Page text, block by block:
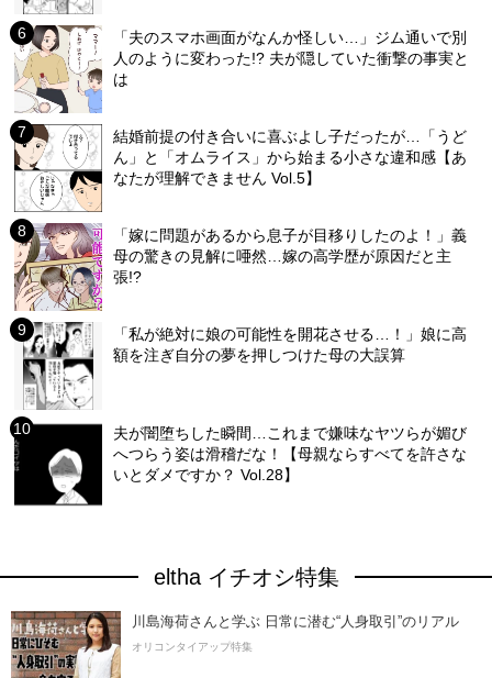
「夫のスマホ画面がなんか怪しい…」ジム通いで別
人のように変わった!? 夫が隠していた衝撃の事実と
は
結婚前提の付き合いに喜ぶよし子だったが…「うど
ん」と「オムライス」から始まる小さな違和感【あ
なたが理解できません Vol.5】
「嫁に問題があるから息子が目移りしたのよ！」義
母の驚きの見解に唖然…嫁の高学歴が原因だと主
張!?
「私が絶対に娘の可能性を開花させる…！」娘に高
額を注ぎ自分の夢を押しつけた母の大誤算
夫が闇堕ちした瞬間…これまで嫌味なヤツらが媚び
へつらう姿は滑稽だな！【母親ならすべてを許さな
いとダメですか？ Vol.28】
eltha イチオシ特集
川島海荷さんと学ぶ 日常に潜む“人身取引”のリアル
オリコンタイアップ特集